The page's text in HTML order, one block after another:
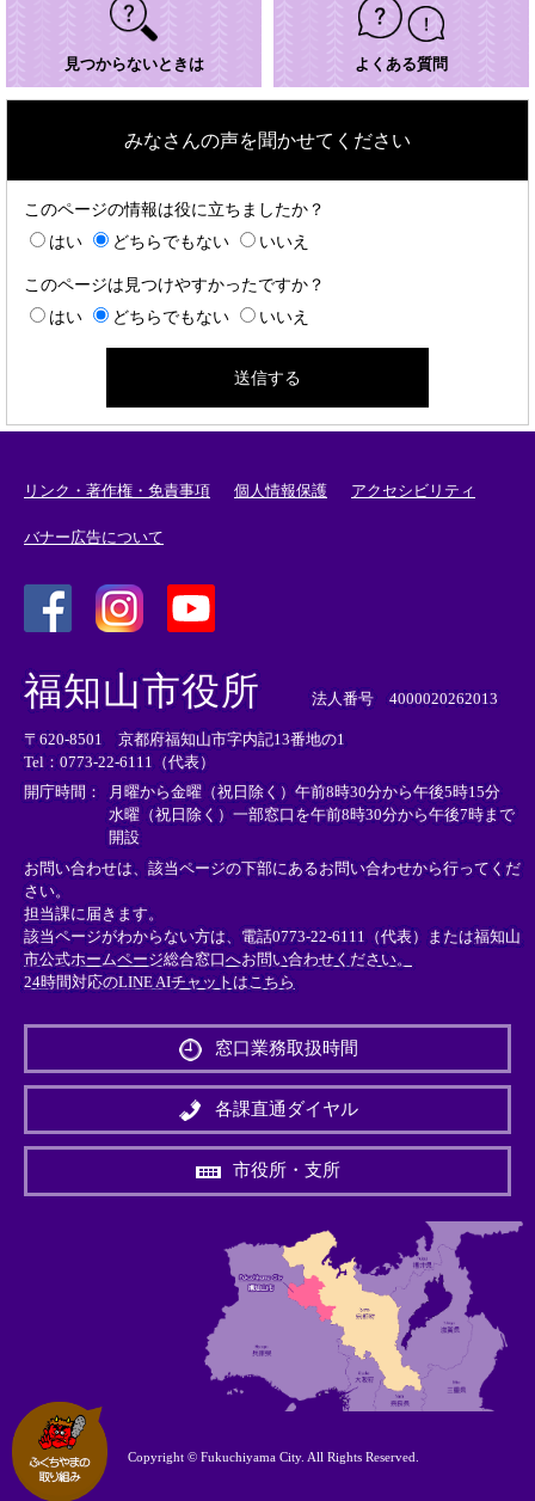
見つからないときは よくある質問
みなさんの声を聞かせてください
このページの情報は役に立ちましたか？
はい
どちらでもない いいえ
このページは見つけやすかったですか？
はい
どちらでもない いいえ
リンク・著作権・免責事項 個人情報保護 アクセシビリティ
バナー広告について
外
部
リ
ン
ク
＞
外
リ
ン
ク
＞
外
部
ン
ク
＞
福知山市役所 法人番号 4000020262013
〒620-8501 京都府福知山市字内記13番地の1
Tel：0773-22-6111（代表）
開庁時間：
月曜から金曜（祝日除く）午前8時30分から午後5時15分
水曜（祝日除く）一部窓口を午前8時30分から午後7時まで
開設
お問い合わせは、該当ページの下部にあるお問い合わせから行ってくだ
さい。
担当課に届きます。
該当ページがわからない方は、電話0773-22-6111（代表）または福知山
市公式ホームページ総合窓口へお問い合わせください。
24時間対応のLINE AIチャットはこちら
外
リ
窓口業務取扱時間
各課直通ダイヤル
市役所・支所
Copyright © Fukuchiyama City. All Rights Reserved.